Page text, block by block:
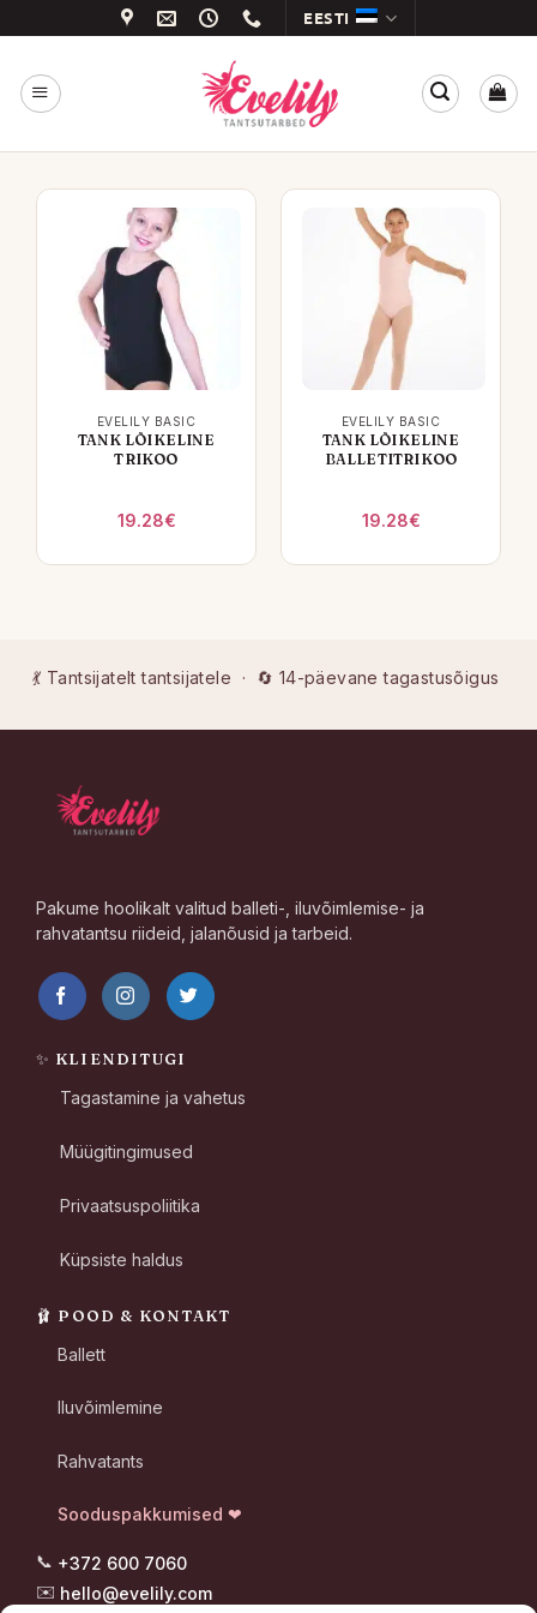
to
content
EESTI
EVELILY BASIC
TANK LÕIKELINE
TRIKOO
19.28€
EVELILY BASIC
TANK LÕIKELINE
BALLETITRIKOO
19.28€
💃 Tantsijatelt tantsijatele · 🔄 14-päevane tagastusõigus
Pakume hoolikalt valitud balleti-, iluvõimlemise- ja
rahvatantsu riideid, jalanõusid ja tarbeid.
✨ KLIENDITUGI
Tagastamine ja vahetus
Müügitingimused
Privaatsuspoliitika
Küpsiste haldus
🩰 POOD & KONTAKT
Ballett
Iluvõimlemine
Rahvatants
Sooduspakkumised ❤
📞 +372 600 7060
✉️ hello@evelily.com